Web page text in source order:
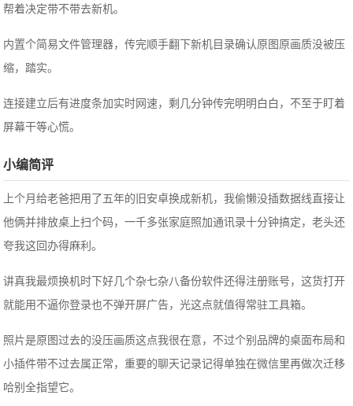
帮着决定带不带去新机。
内置个简易文件管理器，传完顺手翻下新机目录确认原图原画质没被压
缩，踏实。
连接建立后有进度条加实时网速，剩几分钟传完明明白白，不至于盯着
屏幕干等心慌。
小编简评
上个月给老爸把用了五年的旧安卓换成新机，我偷懒没插数据线直接让
他俩并排放桌上扫个码，一千多张家庭照加通讯录十分钟搞定，老头还
夸我这回办得麻利。
讲真我最烦换机时下好几个杂七杂八备份软件还得注册账号，这货打开
就能用不逼你登录也不弹开屏广告，光这点就值得常驻工具箱。
照片是原图过去的没压画质这点我很在意，不过个别品牌的桌面布局和
小插件带不过去属正常，重要的聊天记录记得单独在微信里再做次迁移
哈别全指望它。